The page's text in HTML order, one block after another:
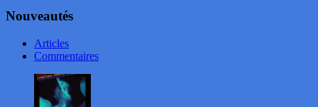
Nouveautés
Articles
Commentaires